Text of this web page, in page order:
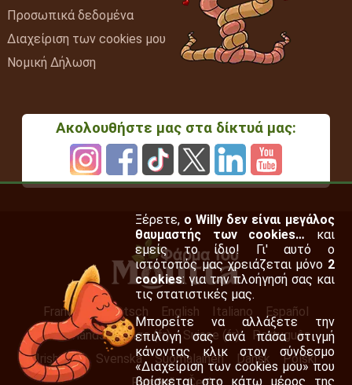
Προσωπικά δεδομένα
Διαχείριση των cookies μου
Νομική Δήλωση
Ακολουθήστε μας στα δίκτυά μας:
Français Deutsch English Italiano
Español
Nederlands
Belge (fr) Suisse (fr)
Português
Irish (en)
Svenska Suomalainen Dansk
Polski
Ξέρετε, ο Willy δεν είναι μεγάλος
θαυμαστής των cookies… και
εμείς το ίδιο! Γι' αυτό ο
ιστότοπός μας χρειάζεται μόνο 2
cookies: για την πλοήγησή σας και
τις στατιστικές μας.
Μπορείτε να αλλάξετε την
επιλογή σας ανά πάσα στιγμή
κάνοντας κλικ στον σύνδεσμο
«Διαχείριση των cookies μου» που
βρίσκεται στο κάτω μέρος της